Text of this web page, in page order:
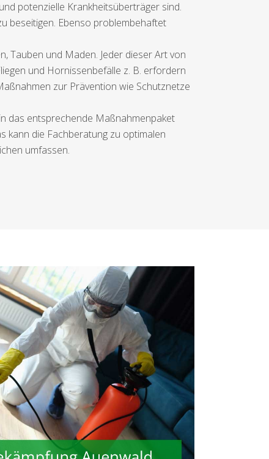
potenzielle Krankheitsüberträger sind.
beseitigen. Ebenso problembehaftet
Tauben und Maden. Jeder dieser Art von
und Hornissenbefälle z. B. erfordern
zur Prävention wie Schutznetze
das entsprechende Maßnahmenpaket
kann die Fachberatung zu optimalen
umfassen.